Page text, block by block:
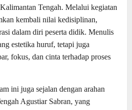
Tengah. Melalui kegiatan
kembali nilai kedisiplinan,
dalam diri peserta didik. Menulis
estetika huruf, tetapi juga
fokus, dan cinta terhadap proses
ini juga sejalan dengan arahan
Agustiar Sabran, yang